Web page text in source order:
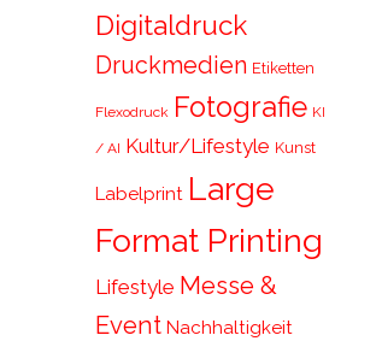
Digitaldruck
Druckmedien Etiketten
Flexodruck Fotografie KI
/ AI Kultur/Lifestyle Kunst
Labelprint Large
Format Printing
Lifestyle Messe &
Event Nachhaltigkeit